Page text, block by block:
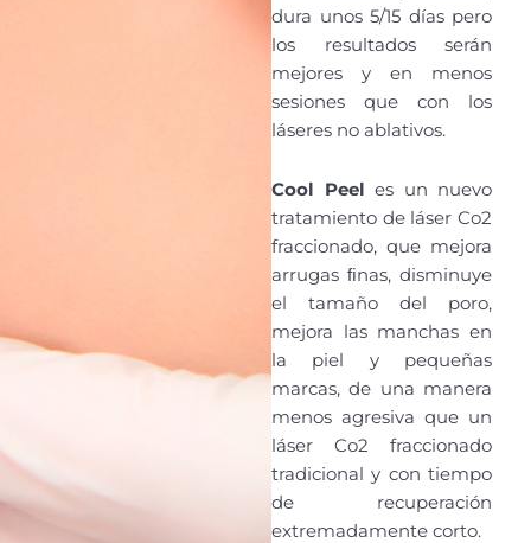
dura unos 5/15 días pero
los resultados serán
mejores y en menos
sesiones que con los
láseres no ablativos.
Cool Peel es un nuevo
tratamiento de láser Co2
fraccionado, que mejora
arrugas ﬁnas, disminuye
el tamaño del poro,
mejora las manchas en
la piel y pequeñas
marcas, de una manera
menos agresiva que un
láser Co2 fraccionado
tradicional y con tiempo
de recuperación
extremadamente corto.